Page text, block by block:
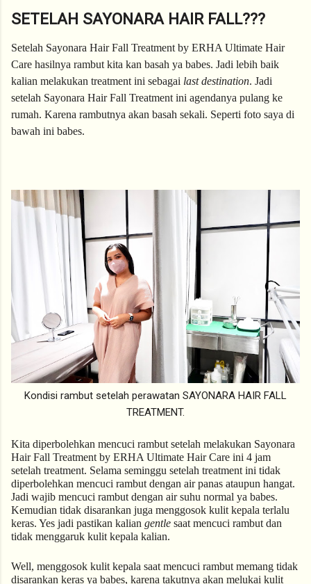
SETELAH SAYONARA HAIR FALL???
Setelah Sayonara Hair Fall Treatment by ERHA Ultimate Hair
Care hasilnya rambut kita kan basah ya babes. Jadi lebih baik
kalian melakukan treatment ini sebagai last destination. Jadi
setelah Sayonara Hair Fall Treatment ini agendanya pulang ke
rumah. Karena rambutnya akan basah sekali. Seperti foto saya di
bawah ini babes.
Kondisi rambut setelah perawatan SAYONARA HAIR FALL
TREATMENT.
Kita diperbolehkan mencuci rambut setelah melakukan Sayonara
Hair Fall Treatment by ERHA Ultimate Hair Care ini 4 jam
setelah treatment. Selama seminggu setelah treatment ini tidak
diperbolehkan mencuci rambut dengan air panas ataupun hangat.
Jadi wajib mencuci rambut dengan air suhu normal ya babes.
Kemudian tidak disarankan juga menggosok kulit kepala terlalu
keras. Yes jadi pastikan kalian gentle saat mencuci rambut dan
tidak menggaruk kulit kepala kalian.
Well, menggosok kulit kepala saat mencuci rambut memang tidak
disarankan keras ya babes, karena takutnya akan melukai kulit